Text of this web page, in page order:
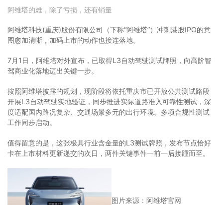
阿维塔的难，除了亏损，还有销量
阿维塔科技(重庆)股份有限公司（下称“阿维塔”）冲刺港股IPO的意
图愈加清晰，加码上市的动作也接连落地。
7月1日，阿维塔对外宣布，已取得L3自动驾驶测试牌照，向高阶智
驾商业化落地迈出关键一步。
按照阿维塔披露的规划，现阶段将依托重庆市已开放公共测试路段
开展L3自动驾驶实地验证，同步推进实际道路准入可靠性测试，深
度适配国内路况复杂、交通场景多元的出行环境。多项合规性测试
工作同步启动。
值得留意的是，这张极具行业含金量的L3测试牌照，发布节点恰好
卡在上市材料更新递交的次日，两件关键事件一前一后接踵而至。
图片来源：阿维塔官网